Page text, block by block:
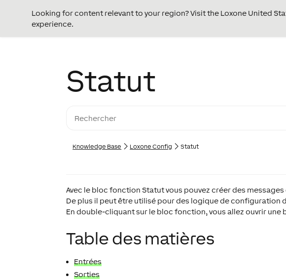
Looking for content relevant to your region? Visit the Loxone United
experience.
Statut
Knowledge Base Loxone Config Statut
Avec le bloc fonction Statut vous pouvez créer des
De plus il peut être utilisé pour des logique de configuration
En double-cliquant sur le bloc fonction, vous allez ouvrir une
Table des matières
Entrées
Sorties